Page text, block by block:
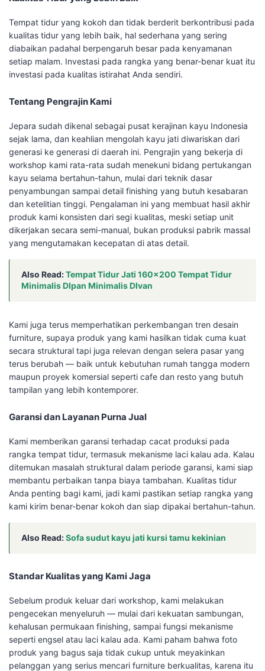
Tempat tidur yang kokoh dan tidak berderit berkontribusi pada
kualitas tidur yang lebih baik, hal sederhana yang sering
diabaikan padahal berpengaruh besar pada kenyamanan
setiap malam. Investasi pada rangka yang benar-benar kuat itu
investasi pada kualitas istirahat Anda sendiri.
Tentang Pengrajin Kami
Jepara sudah dikenal sebagai pusat kerajinan kayu Indonesia
sejak lama, dan keahlian mengolah kayu jati diwariskan dari
generasi ke generasi di daerah ini. Pengrajin yang bekerja di
workshop kami rata-rata sudah menekuni bidang pertukangan
kayu selama bertahun-tahun, mulai dari teknik dasar
penyambungan sampai detail finishing yang butuh kesabaran
dan ketelitian tinggi. Pengalaman ini yang membuat hasil akhir
produk kami konsisten dari segi kualitas, meski setiap unit
dikerjakan secara semi-manual, bukan produksi pabrik massal
yang mengutamakan kecepatan di atas detail.
Also Read:Tempat Tidur Jati 160×200 Tempat Tidur
Minimalis DIpan Minimalis DIvan
Kami juga terus memperhatikan perkembangan tren desain
furniture, supaya produk yang kami hasilkan tidak cuma kuat
secara struktural tapi juga relevan dengan selera pasar yang
terus berubah — baik untuk kebutuhan rumah tangga modern
maupun proyek komersial seperti cafe dan resto yang butuh
tampilan yang lebih kontemporer.
Garansi dan Layanan Purna Jual
Kami memberikan garansi terhadap cacat produksi pada
rangka tempat tidur, termasuk mekanisme laci kalau ada. Kalau
ditemukan masalah struktural dalam periode garansi, kami siap
membantu perbaikan tanpa biaya tambahan. Kualitas tidur
Anda penting bagi kami, jadi kami pastikan setiap rangka yang
kami kirim benar-benar kokoh dan siap dipakai bertahun-tahun.
Also Read:Sofa sudut kayu jati kursi tamu kekinian
Standar Kualitas yang Kami Jaga
Sebelum produk keluar dari workshop, kami melakukan
pengecekan menyeluruh — mulai dari kekuatan sambungan,
kehalusan permukaan finishing, sampai fungsi mekanisme
seperti engsel atau laci kalau ada. Kami paham bahwa foto
produk yang bagus saja tidak cukup untuk meyakinkan
pelanggan yang serius mencari furniture berkualitas, karena itu